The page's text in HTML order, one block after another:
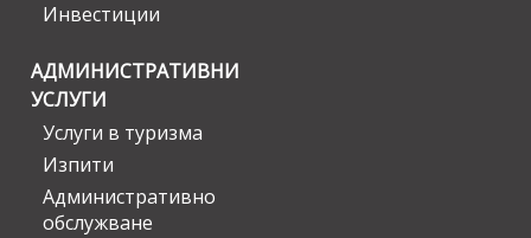
Инвестиции
АДМИНИСТРАТИВНИ
УСЛУГИ
Услуги в туризма
Изпити
Административно
обслужване